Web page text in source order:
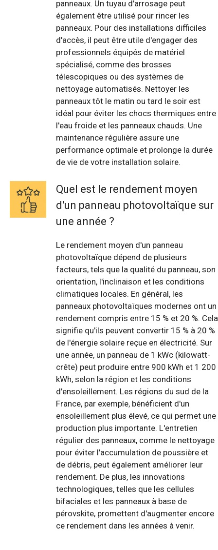
panneaux. Un tuyau d'arrosage peut
également être utilisé pour rincer les
panneaux. Pour des installations difficiles
d'accès, il peut être utile d'engager des
professionnels équipés de matériel
spécialisé, comme des brosses
télescopiques ou des systèmes de
nettoyage automatisés. Nettoyer les
panneaux tôt le matin ou tard le soir est
idéal pour éviter les chocs thermiques entre
l'eau froide et les panneaux chauds. Une
maintenance régulière assure une
performance optimale et prolonge la durée
de vie de votre installation solaire.
Quel est le rendement moyen
d'un panneau photovoltaïque sur
une année ?
Le rendement moyen d'un panneau
photovoltaïque dépend de plusieurs
facteurs, tels que la qualité du panneau, son
orientation, l'inclinaison et les conditions
climatiques locales. En général, les
panneaux photovoltaïques modernes ont un
rendement compris entre 15 % et 20 %. Cela
signifie qu'ils peuvent convertir 15 % à 20 %
de l'énergie solaire reçue en électricité. Sur
une année, un panneau de 1 kWc (kilowatt-
crête) peut produire entre 900 kWh et 1 200
kWh, selon la région et les conditions
d'ensoleillement. Les régions du sud de la
France, par exemple, bénéficient d'un
ensoleillement plus élevé, ce qui permet une
production plus importante. L'entretien
régulier des panneaux, comme le nettoyage
pour éviter l'accumulation de poussière et
de débris, peut également améliorer leur
rendement. De plus, les innovations
technologiques, telles que les cellules
bifaciales et les panneaux à base de
pérovskite, promettent d'augmenter encore
ce rendement dans les années à venir.